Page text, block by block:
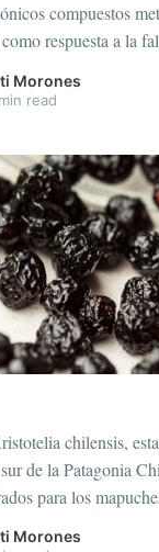
compuestos
respuesta a la
proviene de las
Morones
read
chilensis,
de la Patagonia
para los
Morones